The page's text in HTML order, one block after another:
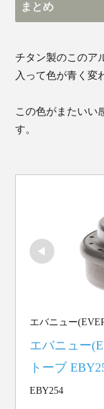
まとめ
チタン製のこのア
入って色が青く変
この色がまたいい
す。
エバニュー
エバニュー
トーブ
EBY254